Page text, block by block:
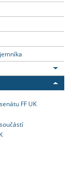
FF UK